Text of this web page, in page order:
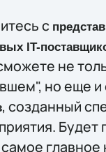
с
IT-
не
но еще и
, созданный
Будет
главное